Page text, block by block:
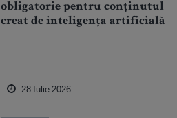
obligatorie pentru conținutul
creat de inteligența artificială
28 Iulie 2026